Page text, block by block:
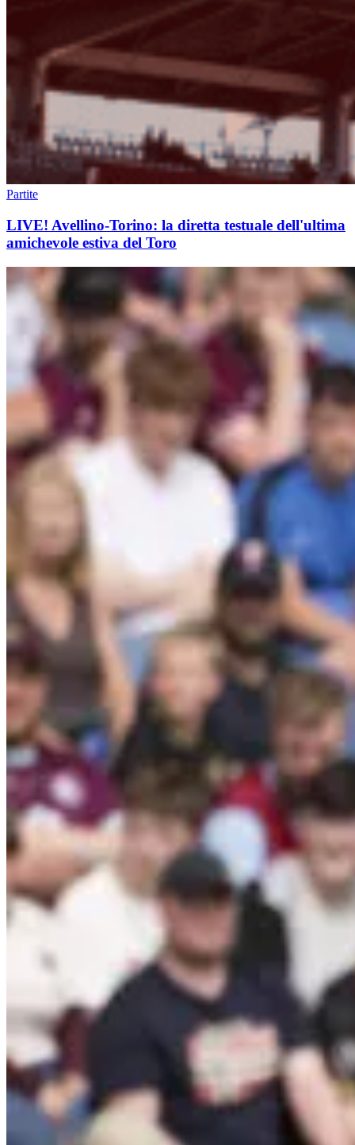
Partite
LIVE! Avellino-Torino: la diretta testuale dell'ultima
amichevole estiva del Toro